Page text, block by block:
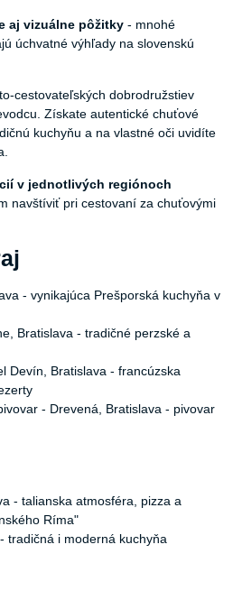
aj vizuálne pôžitky - mnohé
úchvatné výhľady na slovenskú
cestovateľských dobrodružstiev
Získate autentické chuťové
kuchyňu a na vlastné oči uvidíte
v jednotlivých regiónoch
navštíviť pri cestovaní za chuťovými
- vynikajúca Prešporská kuchyňa v
Bratislava - tradičné perzské a
Devín, Bratislava - francúzska
- Drevená, Bratislava - pivovar
- talianska atmosféra, pizza a
Ríma"
tradičná i moderná kuchyňa